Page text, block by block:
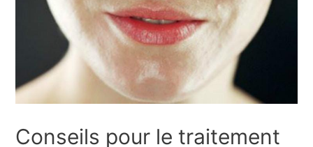
Conseils pour le traitement